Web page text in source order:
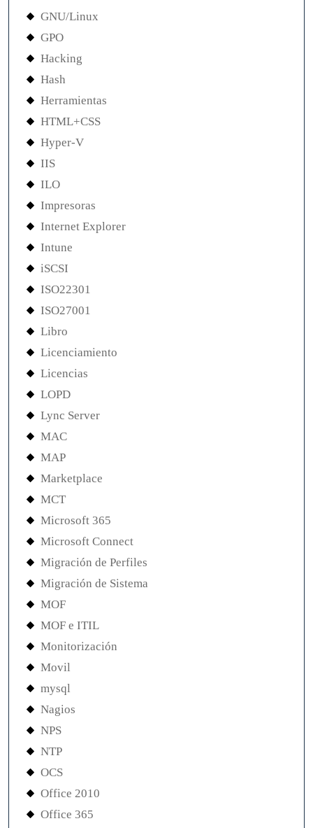
GNU/Linux
GPO
Hacking
Hash
Herramientas
HTML+CSS
Hyper-V
IIS
ILO
Impresoras
Internet Explorer
Intune
iSCSI
ISO22301
ISO27001
Libro
Licenciamiento
Licencias
LOPD
Lync Server
MAC
MAP
Marketplace
MCT
Microsoft 365
Microsoft Connect
Migración de Perfiles
Migración de Sistema
MOF
MOF e ITIL
Monitorización
Movil
mysql
Nagios
NPS
NTP
OCS
Office 2010
Office 365